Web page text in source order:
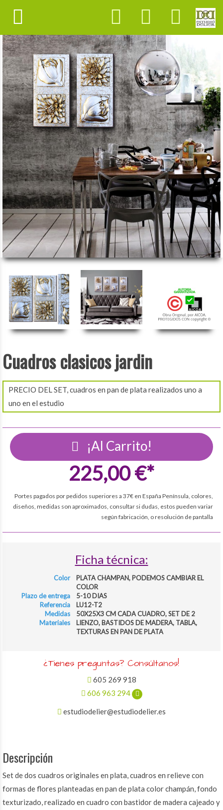
Cuadros clasicos jardin
PRECIO DEL SET, cuadros en pan de plata realizados uno a
uno en el estudio
¡Al Carrito!
225,00 €*
Portes pagados por pedidos superiores a 37€ en España Península, colores,
diseños, medidas son aproximados, consultar si dudas, estos pueden variar
según fabricación, o resolución de pantalla
Ficha técnica:
Color
PLATA CHAMPAN, PODEMOS CAMBIAR EL
COLOR
Plazo de entrega
5-10 DIAS
Referencia
LU12-T2
Medidas
50X25X3 CM CADA CUADRO, SET DE 2
Materiales
LIENZO, BASTIDOS DE MADERA, TABLA,
TEXTURAS EN PAN DE PLATA
¿Tienes preguntas? Consúltanos!
605 269 918
606 963 294
estudiodelier@estudiodelier.es
Descripción
Set de dos cuadros originales en plata, cuadros en relieve con
formas de flores planteadas en pan de plata color champán, fondo
texturizado, realizado en cuadro con bastidor de madera cajeado y